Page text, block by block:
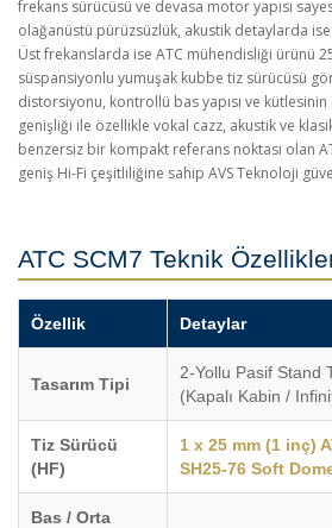
frekans sürücüsü ve devasa motor yapısı
olağanüstü pürüzsüzlük, akustik detaylarda ise
Üst frekanslarda ise ATC mühendisliği ürünü
süspansiyonlu yumuşak kubbe tiz sürücüsü
distorsiyonu, kontrollü bas yapısı ve
genişliği ile özellikle vokal cazz, akustik ve
benzersiz bir kompakt referans noktası olan
geniş Hi-Fi çeşitliliğine sahip AVS Teknoloji
ATC SCM7 Teknik
Özellik Detaylar
Tasarım Tipi
2-Yollu Pasif Stand
(Kapalı Kabin /
Tiz Sürücü
(HF)
1 x 25 mm (1 inç)
SH25-76 Soft
Bas / Orta